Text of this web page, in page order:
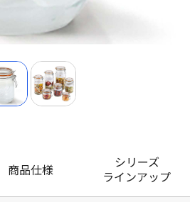
商品仕様
シリーズ
ラインアップ